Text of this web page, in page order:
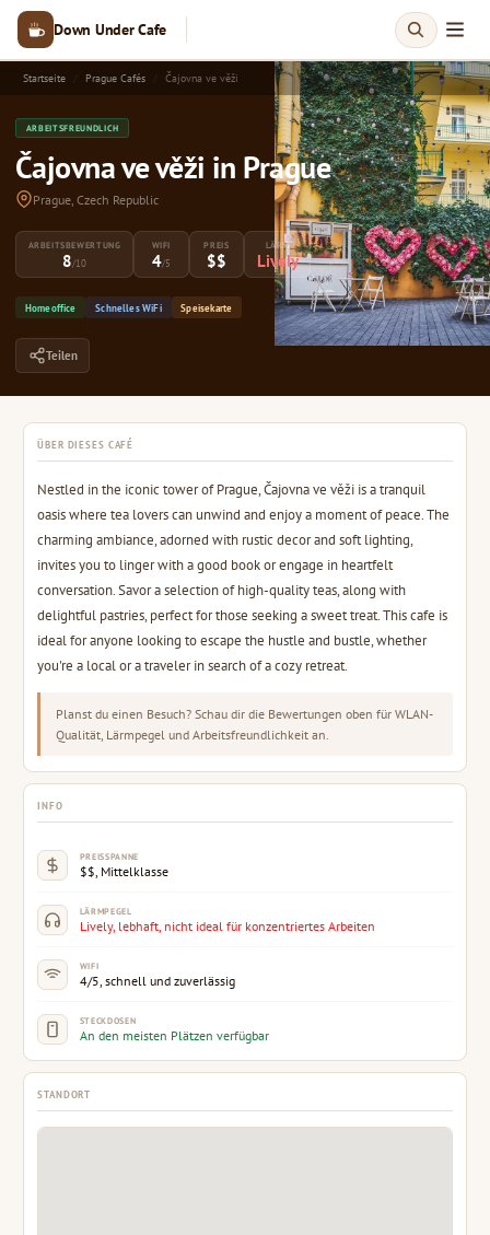
Down Under Cafe
Startseite Prague Cafés Čajovna ve věži
ARBEITSFREUNDLICH
Čajovna ve věži in Prague
Prague, Czech Republic
ARBEITSBEWERTUNG
8/10
WIFI
4/5
PREIS
$$
LÄRM
Lively
Homeoffice Schnelles WiFi Speisekarte
Teilen
ÜBER DIESES CAFÉ
Nestled in the iconic tower of Prague, Čajovna ve věži is a tranquil
oasis where tea lovers can unwind and enjoy a moment of peace. The
charming ambiance, adorned with rustic decor and soft lighting,
invites you to linger with a good book or engage in heartfelt
conversation. Savor a selection of high-quality teas, along with
delightful pastries, perfect for those seeking a sweet treat. This cafe is
ideal for anyone looking to escape the hustle and bustle, whether
you're a local or a traveler in search of a cozy retreat.
Planst du einen Besuch? Schau dir die Bewertungen oben für WLAN-
Qualität, Lärmpegel und Arbeitsfreundlichkeit an.
INFO
PREISSPANNE
$$, Mittelklasse
LÄRMPEGEL
Lively, lebhaft, nicht ideal für konzentriertes Arbeiten
WIFI
4/5, schnell und zuverlässig
STECKDOSEN
An den meisten Plätzen verfügbar
STANDORT